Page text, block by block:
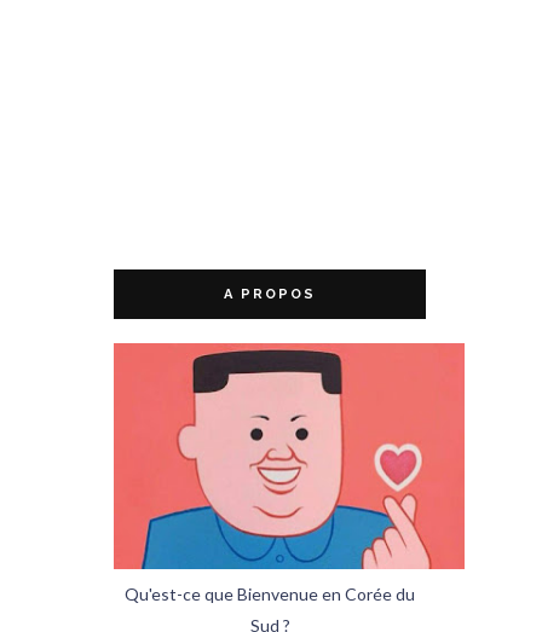
A PROPOS
Qu'est-ce que Bienvenue en Corée du
Sud ?